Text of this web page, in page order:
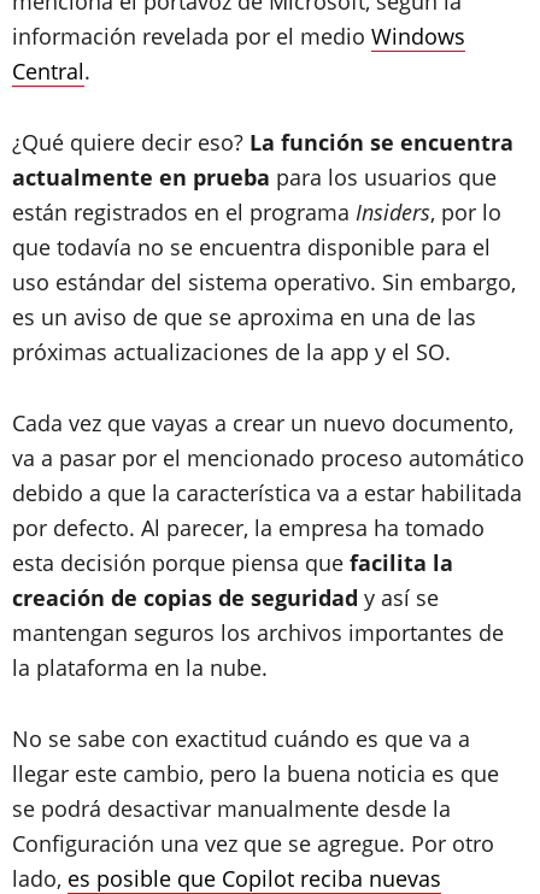
información revelada por el medio Windows
Central.
¿Qué quiere decir eso? La función se encuentra
actualmente en prueba para los usuarios que
están registrados en el programa Insiders, por lo
que todavía no se encuentra disponible para el
uso estándar del sistema operativo. Sin embargo,
es un aviso de que se aproxima en una de las
próximas actualizaciones de la app y el SO.
Cada vez que vayas a crear un nuevo documento,
va a pasar por el mencionado proceso automático
debido a que la característica va a estar habilitada
por defecto. Al parecer, la empresa ha tomado
esta decisión porque piensa que facilita la
creación de copias de seguridad y así se
mantengan seguros los archivos importantes de
la plataforma en la nube.
No se sabe con exactitud cuándo es que va a
llegar este cambio, pero la buena noticia es que
se podrá desactivar manualmente desde la
Configuración una vez que se agregue. Por otro
lado, es posible que Copilot reciba nuevas